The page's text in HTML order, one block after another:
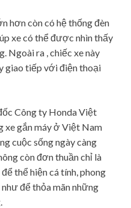
hơn còn có hệ thống đèn
xe có thể được nhìn thấy
Ngoài ra , chiếc xe này
giao tiếp với điện thoại
Công ty Honda Việt
xe gắn máy ở Việt Nam
cuộc sống ngày càng
còn đơn thuần chỉ là
thể hiện cá tính, phong
để thỏa mãn những